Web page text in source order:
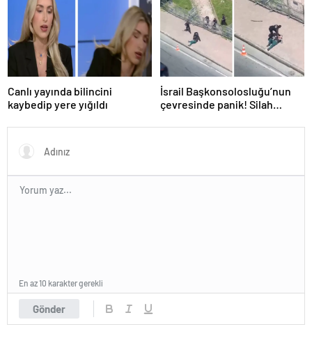
Canlı yayında bilincini
kaybedip yere yığıldı
İsrail Başkonsolosluğu’nun
çevresinde panik! Silah
açıklama geldi
Gönder
En az 10 karakter gerekli